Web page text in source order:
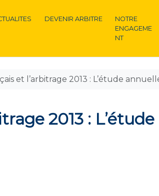
DEVENIR ARBITRE
NOTRE
ENGAGEME
NT
et l’arbitrage 2013 : L’étude
2013 :